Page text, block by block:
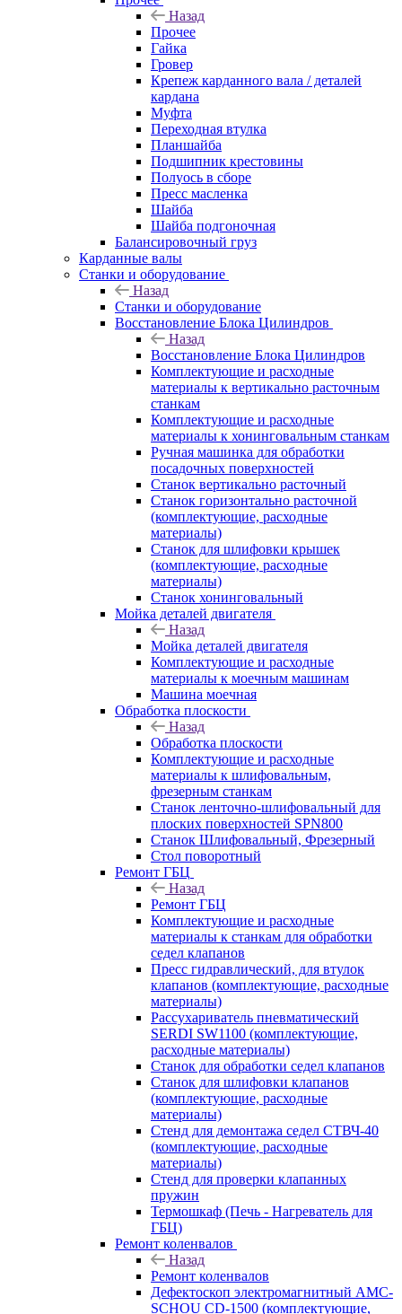
Назад
Прочее
Гайка
Гровер
Крепеж карданного вала / деталей
кардана
Муфта
Переходная втулка
Планшайба
Подшипник крестовины
Полуось в сборе
Пресс масленка
Шайба
Шайба подгоночная
Балансировочный груз
Карданные валы
Станки и оборудование
Назад
Станки и оборудование
Восстановление Блока Цилиндров
Назад
Восстановление Блока Цилиндров
Комплектующие и расходные
материалы к вертикально расточным
станкам
Комплектующие и расходные
материалы к хонинговальным станкам
Ручная машинка для обработки
посадочных поверхностей
Станок вертикально расточный
Станок горизонтально расточной
(комплектующие, расходные
материалы)
Станок для шлифовки крышек
(комплектующие, расходные
материалы)
Станок хонинговальный
Мойка деталей двигателя
Назад
Мойка деталей двигателя
Комплектующие и расходные
материалы к моечным машинам
Машина моечная
Обработка плоскости
Назад
Обработка плоскости
Комплектующие и расходные
материалы к шлифовальным,
фрезерным станкам
Станок ленточно-шлифовальный для
плоских поверхностей SPN800
Станок Шлифовальный, Фрезерный
Стол поворотный
Ремонт ГБЦ
Назад
Ремонт ГБЦ
Комплектующие и расходные
материалы к станкам для обработки
седел клапанов
Пресс гидравлический, для втулок
клапанов (комплектующие, расходные
материалы)
Рассухариватель пневматический
SERDI SW1100 (комплектующие,
расходные материалы)
Станок для обработки седел клапанов
Станок для шлифовки клапанов
(комплектующие, расходные
материалы)
Стенд для демонтажа седел СТВЧ-40
(комплектующие, расходные
материалы)
Стенд для проверки клапанных
пружин
Термошкаф (Печь - Нагреватель для
ГБЦ)
Ремонт коленвалов
Назад
Ремонт коленвалов
Дефектоскоп электромагнитный AMC-
SCHOU CD-1500 (комплектующие,